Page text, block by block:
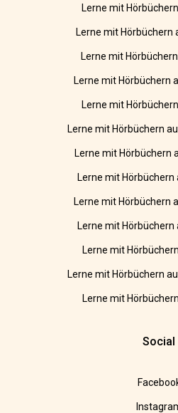
Lerne mit
Lerne mit Hörbüchern
Lerne mit
Lerne mit Hörbüchern
Lerne mit
Lerne mit Hörbüchern
Lerne mit Hörbüchern
Lerne mit Hörbüchern
Lerne mit Hörbüchern
Lerne mit Hörbüchern
Lerne mit
Lerne mit Hörbüchern
Lerne mit
Social